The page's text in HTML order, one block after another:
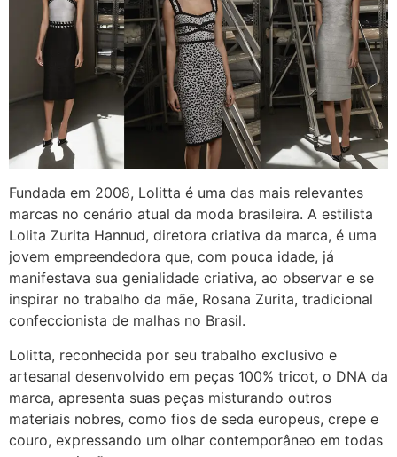
Fundada em 2008, Lolitta é uma das mais relevantes
marcas no cenário atual da moda brasileira. A estilista
Lolita Zurita Hannud, diretora criativa da marca, é uma
jovem empreendedora que, com pouca idade, já
manifestava sua genialidade criativa, ao observar e se
inspirar no trabalho da mãe, Rosana Zurita, tradicional
confeccionista de malhas no Brasil.
Lolitta, reconhecida por seu trabalho exclusivo e
artesanal desenvolvido em peças 100% tricot, o DNA da
marca, apresenta suas peças misturando outros
materiais nobres, como fios de seda europeus, crepe e
couro, expressando um olhar contemporâneo em todas